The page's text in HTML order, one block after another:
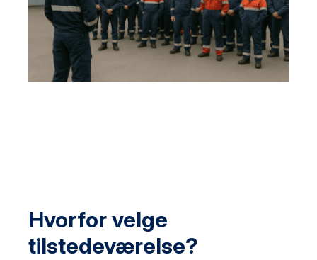
Hvorfor velge
tilstedeværelse?